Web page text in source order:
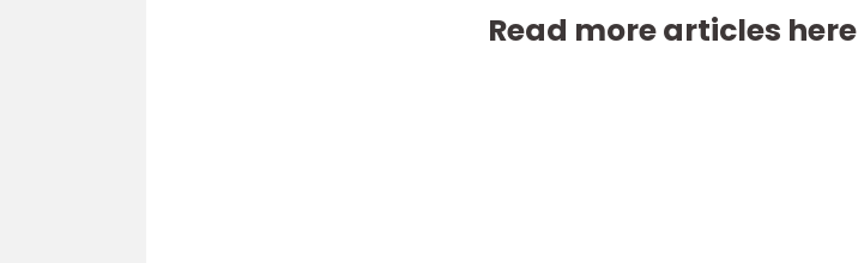
Read more articles here